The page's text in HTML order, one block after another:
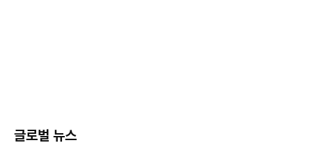
글로벌 뉴스